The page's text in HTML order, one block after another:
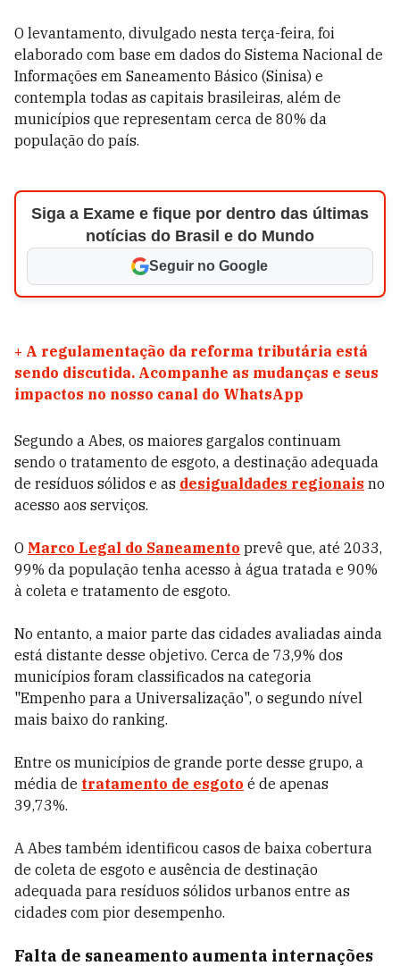
O levantamento, divulgado nesta terça-feira, foi
elaborado com base em dados do Sistema Nacional de
Informações em Saneamento Básico (Sinisa) e
contempla todas as capitais brasileiras, além de
municípios que representam cerca de 80% da
população do país.
Siga a Exame e fique por dentro das últimas
notícias do Brasil e do Mundo
Seguir no Google
+ A regulamentação da reforma tributária está
sendo discutida. Acompanhe as mudanças e seus
impactos no nosso canal do WhatsApp
Segundo a Abes, os maiores gargalos continuam
sendo o tratamento de esgoto, a destinação adequada
de resíduos sólidos e as desigualdades regionais no
acesso aos serviços.
O Marco Legal do Saneamento prevê que, até 2033,
99% da população tenha acesso à água tratada e 90%
à coleta e tratamento de esgoto.
No entanto, a maior parte das cidades avaliadas ainda
está distante desse objetivo. Cerca de 73,9% dos
municípios foram classificados na categoria
"Empenho para a Universalização", o segundo nível
mais baixo do ranking.
Entre os municípios de grande porte desse grupo, a
média de tratamento de esgoto é de apenas
39,73%.
A Abes também identificou casos de baixa cobertura
de coleta de esgoto e ausência de destinação
adequada para resíduos sólidos urbanos entre as
cidades com pior desempenho.
Falta de saneamento aumenta internações